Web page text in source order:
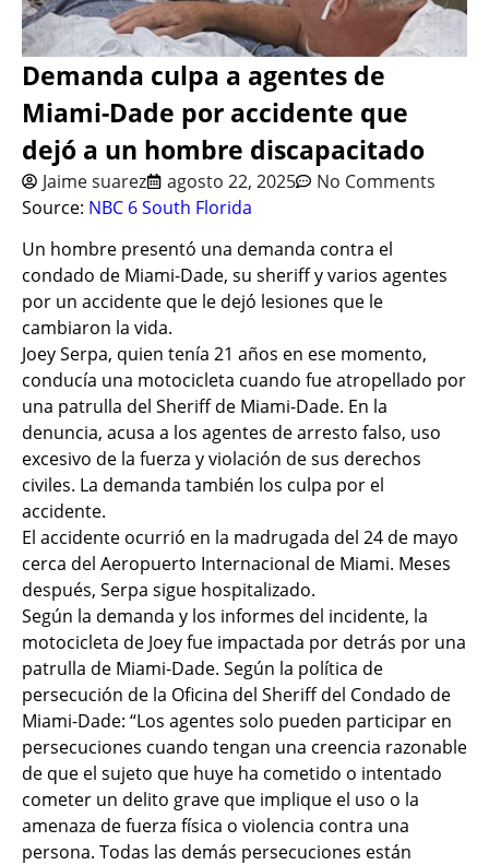
Demanda culpa a agentes de
Miami-Dade por accidente que
dejó a un hombre discapacitado
Jaime suarez agosto 22, 2025
No Comments
Source: NBC 6 South Florida
Un hombre presentó una demanda contra el
condado de Miami-Dade, su sheriff y varios agentes
por un accidente que le dejó lesiones que le
cambiaron la vida.
Joey Serpa, quien tenía 21 años en ese momento,
conducía una motocicleta cuando fue atropellado por
una patrulla del Sheriff de Miami-Dade. En la
denuncia, acusa a los agentes de arresto falso, uso
excesivo de la fuerza y violación de sus derechos
civiles. La demanda también los culpa por el
accidente.
El accidente ocurrió en la madrugada del 24 de mayo
cerca del Aeropuerto Internacional de Miami. Meses
después, Serpa sigue hospitalizado.
Según la demanda y los informes del incidente, la
motocicleta de Joey fue impactada por detrás por una
patrulla de Miami-Dade. Según la política de
persecución de la Oficina del Sheriff del Condado de
Miami-Dade: “Los agentes solo pueden participar en
persecuciones cuando tengan una creencia razonable
de que el sujeto que huye ha cometido o intentado
cometer un delito grave que implique el uso o la
amenaza de fuerza física o violencia contra una
persona. Todas las demás persecuciones están